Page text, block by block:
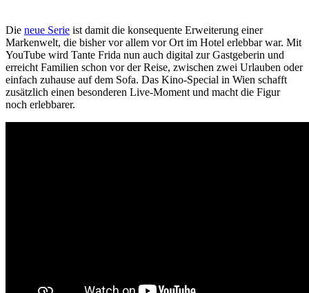
Die neue Serie ist damit die konsequente Erweiterung einer
Markenwelt, die bisher vor allem vor Ort im Hotel erlebbar war. Mit
YouTube wird Tante Frida nun auch digital zur Gastgeberin und
erreicht Familien schon vor der Reise, zwischen zwei Urlauben oder
einfach zuhause auf dem Sofa. Das Kino-Special in Wien schafft
zusätzlich einen besonderen Live-Moment und macht die Figur
noch erlebbarer.